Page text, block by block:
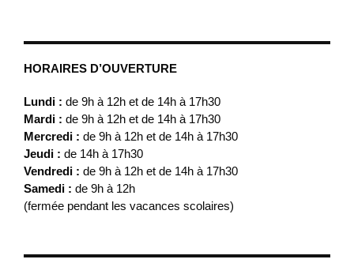
HORAIRES D’OUVERTURE
Lundi : de 9h à 12h et de 14h à 17h30
Mardi : de 9h à 12h et de 14h à 17h30
Mercredi : de 9h à 12h et de 14h à 17h30
Jeudi : de 14h à 17h30
Vendredi : de 9h à 12h et de 14h à 17h30
Samedi : de 9h à 12h
(fermée pendant les vacances scolaires)